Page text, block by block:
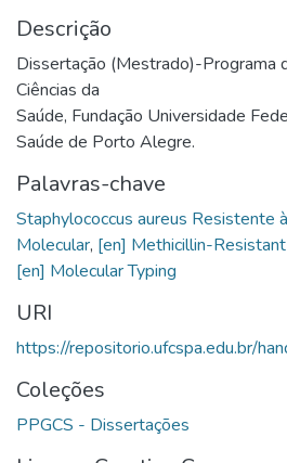
Descrição
Dissertação (Mestrado)-Programa
Ciências da
Saúde, Fundação Universidade
Saúde de Porto Alegre.
Palavras-chave
Staphylococcus aureus Resistente
Molecular, [en] Methicillin-
[en] Molecular Typing
URI
https://repositorio.ufcspa.edu.br/
Coleções
PPGCS - Dissertações